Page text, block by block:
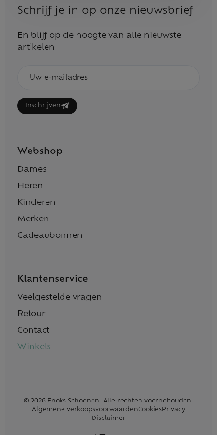
Schrijf je in op onze nieuwsbrief
En blijf op de hoogte van alle nieuwste
artikelen
mailadres
Inschrijven
Webshop
Dames
Heren
Kinderen
Merken
Cadeaubonnen
Klantenservice
Veelgestelde vragen
Retour
Contact
Winkels
© 2026 Enoks Schoenen. Alle rechten voorbehouden.
Algemene verkoopsvoorwaardenCookies Privacy
Disclaimer